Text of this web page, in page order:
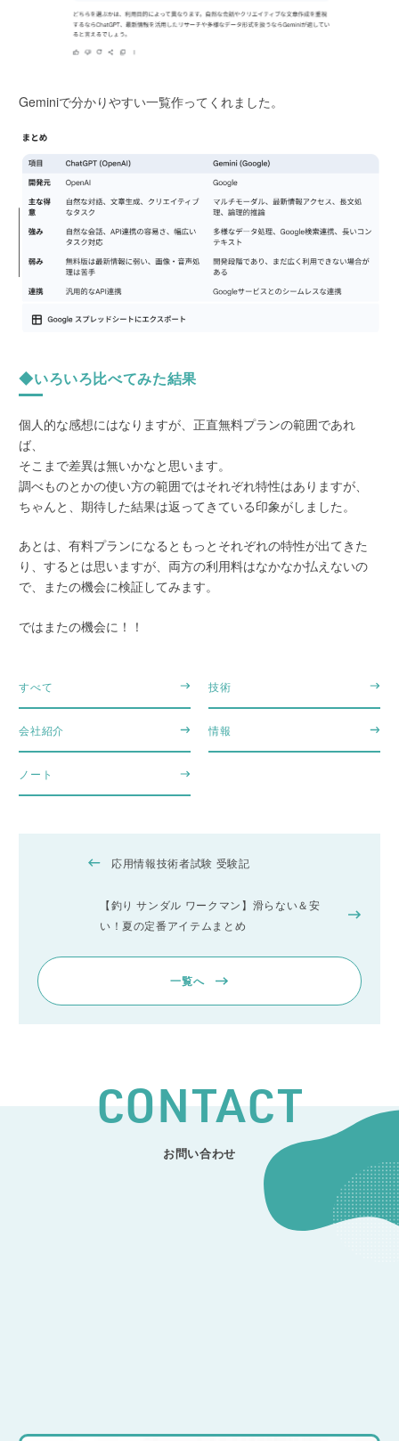
Geminiで分かりやすい一覧作ってくれました。
◆いろいろ比べてみた結果
個人的な感想にはなりますが、正直無料プランの範囲であれ
ば、
そこまで差異は無いかなと思います。
調べものとかの使い方の範囲ではそれぞれ特性はありますが、
ちゃんと、期待した結果は返ってきている印象がしました。
あとは、有料プランになるともっとそれぞれの特性が出てきた
り、するとは思いますが、両方の利用料はなかなか払えないの
で、またの機会に検証してみます。
ではまたの機会に！！
すべて 技術
会社紹介 情報
ノート
応用情報技術者試験 受験記
【釣り サンダル ワークマン】滑らない＆安
い！夏の定番アイテムまとめ
一覧へ
CONTACT
お問い合わせ